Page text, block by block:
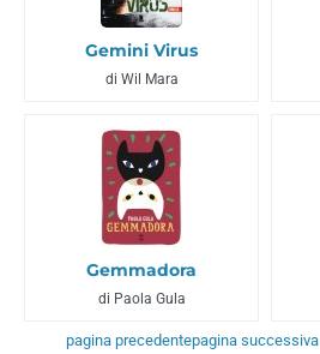
Gemini Virus
di Wil Mara
Gemmadora
di Paola Gula
pagina precedentepagina successiva